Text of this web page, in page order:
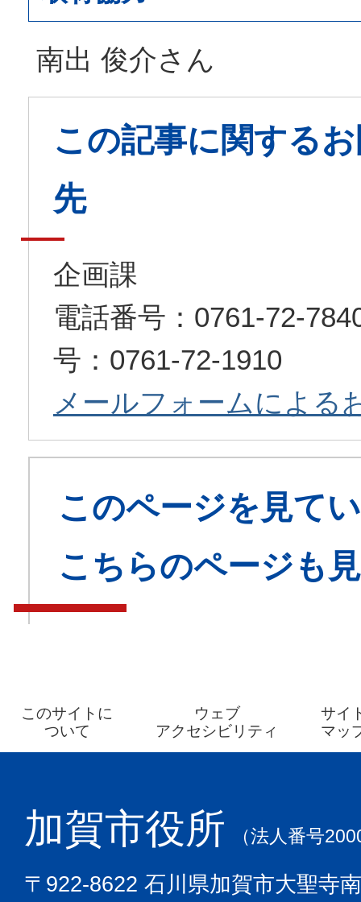
南出 俊介さん
この記事に関する
先
企画課
電話番号：0761-72-
号：0761-72-1910
メールフォームによる
このページを見て
こちらのページも
このサイトに
ついて
ウェブ
アクセシビリティ
サイ
マッ
加賀市役所 （法人番号
〒922-8622 石川県加賀市大聖寺